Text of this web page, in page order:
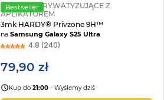
Bestseller
2X SZKŁO PRYWATYZUJĄCE Z
APLIKATOREM
3mk HARDY® Privzone 9H™
naSamsung Galaxy S25 Ultra
4.8 (240)
79,90 zł
Kup do21:00 - Wyślemy dziś